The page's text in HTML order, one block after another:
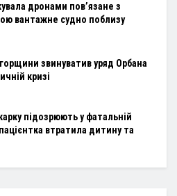
дронами пов’язане з
вантажне судно поблизу
звинуватив уряд Орбана
кризі
підозрюють у фатальній
втратила дитину та